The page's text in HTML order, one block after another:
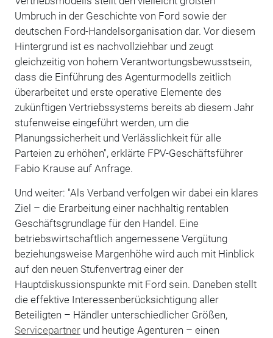
Umbruch in der Geschichte von Ford sowie der
deutschen Ford-Handelsorganisation dar. Vor diesem
Hintergrund ist es nachvollziehbar und zeugt
gleichzeitig von hohem Verantwortungsbewusstsein,
dass die Einführung des Agenturmodells zeitlich
überarbeitet und erste operative Elemente des
zukünftigen Vertriebssystems bereits ab diesem Jahr
stufenweise eingeführt werden, um die
Planungssicherheit und Verlässlichkeit für alle
Parteien zu erhöhen", erklärte FPV-Geschäftsführer
Fabio Krause auf Anfrage.
Und weiter: "Als Verband verfolgen wir dabei ein klares
Ziel – die Erarbeitung einer nachhaltig rentablen
Geschäftsgrundlage für den Handel. Eine
betriebswirtschaftlich angemessene Vergütung
beziehungsweise Margenhöhe wird auch mit Hinblick
auf den neuen Stufenvertrag einer der
Hauptdiskussionspunkte mit Ford sein. Daneben stellt
die effektive Interessenberücksichtigung aller
Beteiligten – Händler unterschiedlicher Größen,
Servicepartnerund heutige Agenturen – einen